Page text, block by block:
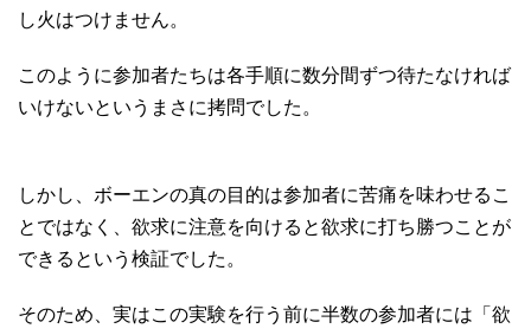
し火はつけません。
このように参加者たちは各手順に数分間ずつ待たなければ
いけないというまさに拷問でした。
しかし、ボーエンの真の目的は参加者に苦痛を味わせるこ
とではなく、欲求に注意を向けると欲求に打ち勝つことが
できるという検証でした。
そのため、実はこの実験を行う前に半数の参加者には「欲